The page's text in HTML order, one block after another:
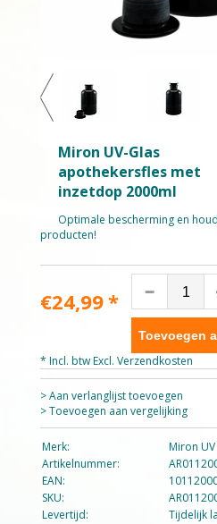
Miron UV-Glas
apothekersfles met
inzetdop 2000ml
Optimale bescherming en
producten!
€24,99*
Toevoegen
* Incl. btw Excl. Verzendkosten
> Aan verlanglijst toevoegen
> Toevoegen aan vergelijking
Merk:
Miron UV
Artikelnummer:
EAN:
SKU:
Levertijd:
Tijdelijk